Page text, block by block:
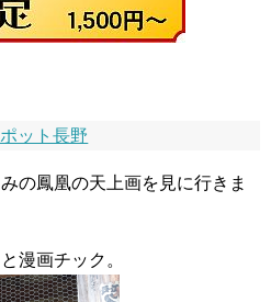
ット長野
の鳳凰の天上画を見に行きま
漫画チック。